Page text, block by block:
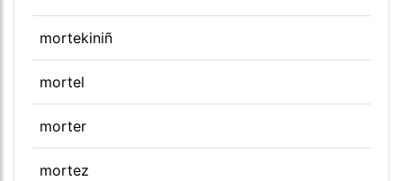
mortekiniñ
mortel
morter
mortez